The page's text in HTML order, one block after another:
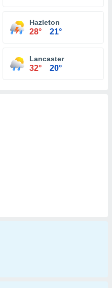
Hazleton
28° 21°
Lancaster
32° 20°